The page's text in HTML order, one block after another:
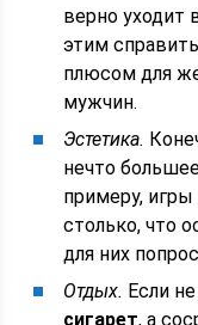
верно уходит
этим
плюсом для
мужчин.
Эстетика.
нечто
примеру,
столько, что
для них
Отдых. Если
сигарет, а